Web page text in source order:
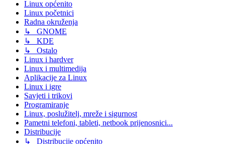
Linux općenito
Linux početnici
Radna okruženja
↳ GNOME
↳ KDE
↳ Ostalo
Linux i hardver
Linux i multimedija
Aplikacije za Linux
Linux i igre
Savjeti i trikovi
Programiranje
Linux, poslužitelj, mreže i sigurnost
Pametni telefoni, tableti, netbook prijenosnici...
Distribucije
↳ Distribucije općenito